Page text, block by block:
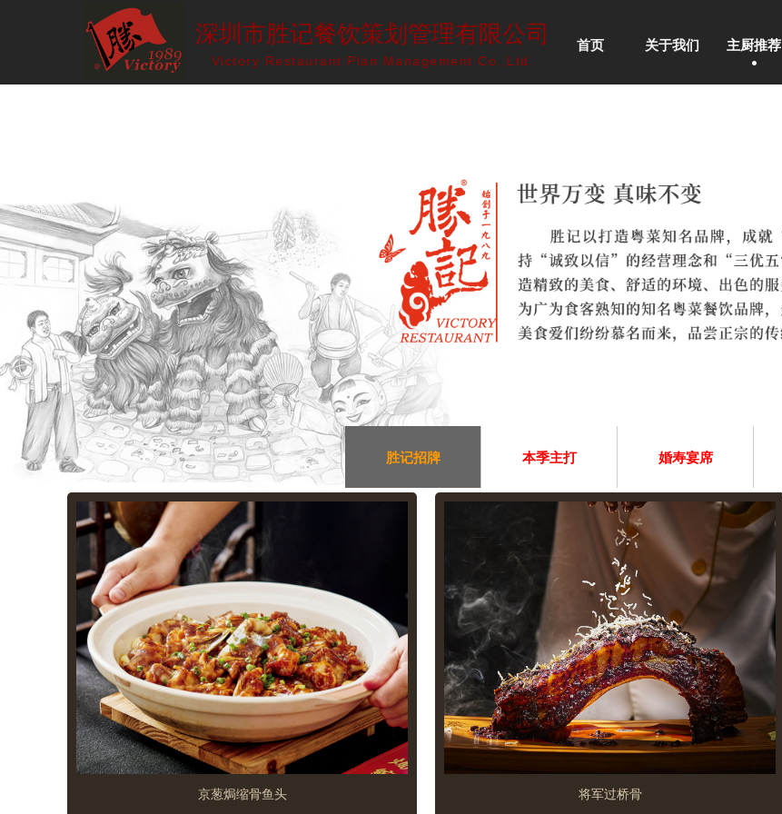
深圳市胜记餐饮策划管理有限公司
Victory Restaurant Plan Management Co.,Ltd.
首页 关于我们 主厨推荐
胜记招牌 本季主打 婚寿宴席
京葱焗缩骨鱼头 将军过桥骨